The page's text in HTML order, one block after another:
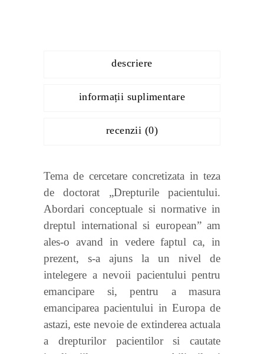
descriere
informații suplimentare
recenzii (0)
Tema de cercetare concretizata in teza
de doctorat „Drepturile pacientului.
Abordari conceptuale si normative in
dreptul international si european” am
ales-o avand in vedere faptul ca, in
prezent, s-a ajuns la un nivel de
intelegere a nevoii pacientului pentru
emancipare si, pentru a masura
emanciparea pacientului in Europa de
astazi, este nevoie de extinderea actuala
a drepturilor pacientilor si cautate